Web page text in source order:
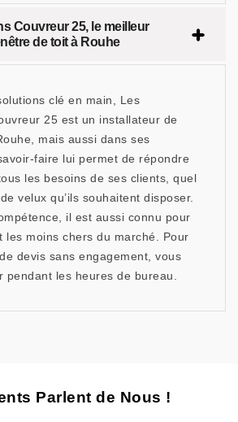
Couvreur 25, le meilleur
de toit à Rouhe
clé en main, Les
25 est un installateur de
mais aussi dans ses
faire lui permet de répondre
les besoins de ses clients, quel
velux qu’ils souhaitent disposer.
il est aussi connu pour
les moins chers du marché. Pour
devis sans engagement, vous
pendant les heures de bureau.
Parlent de Nous !